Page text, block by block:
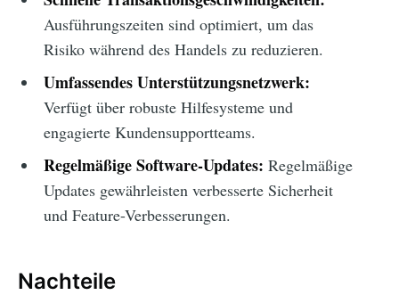
Ausführungszeiten sind optimiert, um das
Risiko während des Handels zu reduzieren.
Umfassendes Unterstützungsnetzwerk:
Verfügt über robuste Hilfesysteme und
engagierte Kundensupportteams.
Regelmäßige Software-Updates: Regelmäßige
Updates gewährleisten verbesserte Sicherheit
und Feature-Verbesserungen.
Nachteile